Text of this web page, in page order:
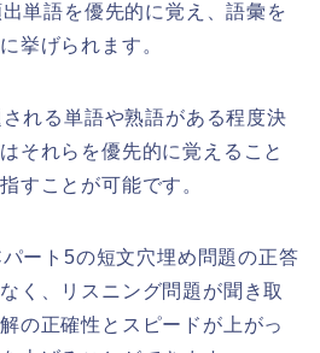
単語を優先的に覚え、語彙を
挙げられます。
れる単語や熟語がある程度決
それらを優先的に覚えること
すことが可能です。
ート5の短文穴埋め問題の正答
く、リスニング問題が聞き取
の正確性とスピードが上がっ